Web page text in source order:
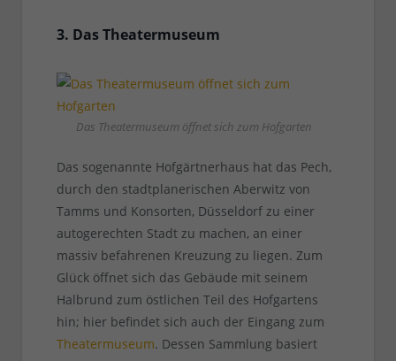
3. Das Theatermuseum
Das Theatermuseum öffnet sich zum Hofgarten
Das sogenannte Hofgärtnerhaus hat das Pech,
durch den stadtplanerischen Aberwitz von
Tamms und Konsorten, Düsseldorf zu einer
autogerechten Stadt zu machen, an einer
massiv befahrenen Kreuzung zu liegen. Zum
Glück öffnet sich das Gebäude mit seinem
Halbrund zum östlichen Teil des Hofgartens
hin; hier befindet sich auch der Eingang zum
Theatermuseum. Dessen Sammlung basiert